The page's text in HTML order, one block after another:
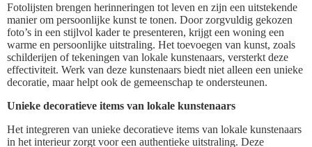
Fotolijsten brengen herinneringen tot leven en zijn een uitstekende
manier om persoonlijke kunst te tonen. Door zorgvuldig gekozen
foto’s in een stijlvol kader te presenteren, krijgt een woning een
warme en persoonlijke uitstraling. Het toevoegen van kunst, zoals
schilderijen of tekeningen van lokale kunstenaars, versterkt deze
effectiviteit. Werk van deze kunstenaars biedt niet alleen een unieke
decoratie, maar helpt ook de gemeenschap te ondersteunen.
Unieke decoratieve items van lokale kunstenaars
Het integreren van unieke decoratieve items van lokale kunstenaars
in het interieur zorgt voor een authentieke uitstraling. Deze